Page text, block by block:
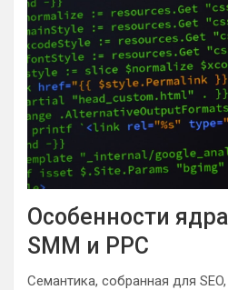
Особенности
SMM и PPC
Семантика, собранная для